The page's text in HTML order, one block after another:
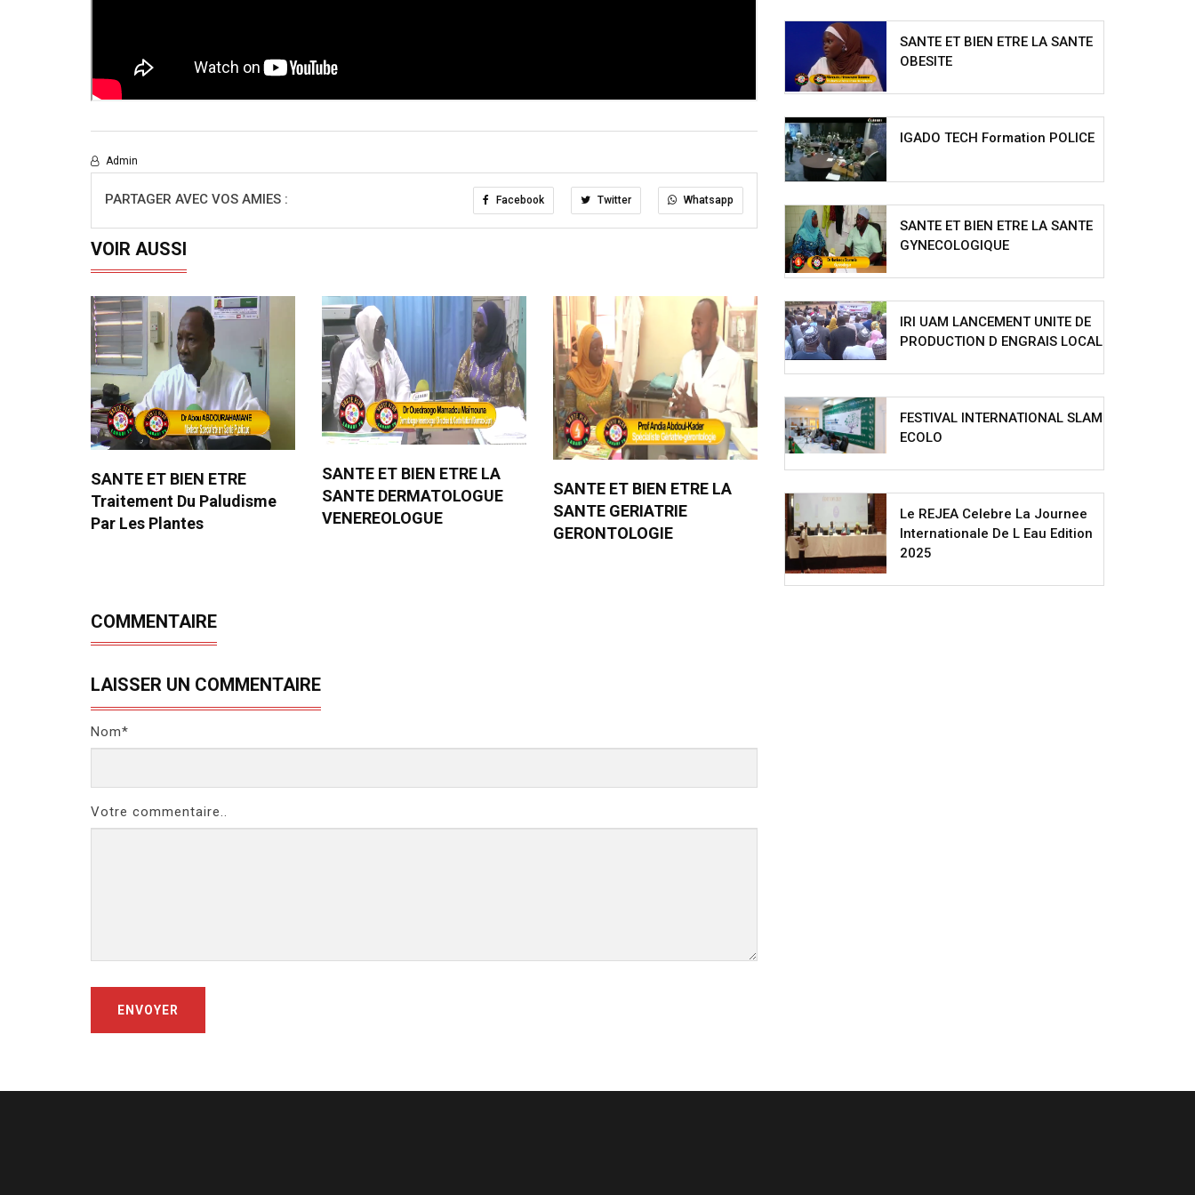
Admin
PARTAGER AVEC VOS AMIES : Facebook Twitter Whatsapp
VOIR AUSSI
SANTE ET BIEN ETRE
Traitement Du Paludisme
Par Les Plantes
SANTE ET BIEN ETRE LA
SANTE DERMATOLOGUE
VENEREOLOGUE
SANTE ET BIEN ETRE LA
SANTE GERIATRIE
GERONTOLOGIE
COMMENTAIRE
LAISSER UN COMMENTAIRE
Nom*
Votre commentaire..
ENVOYER
SANTE ET BIEN ETRE LA SANTE
OBESITE
IGADO TECH Formation POLICE
SANTE ET BIEN ETRE LA SANTE
GYNECOLOGIQUE
IRI UAM LANCEMENT UNITE DE
PRODUCTION D ENGRAIS LOCAL
FESTIVAL INTERNATIONAL SLAM
ECOLO
Le REJEA Celebre La Journee
Internationale De L Eau Edition
2025